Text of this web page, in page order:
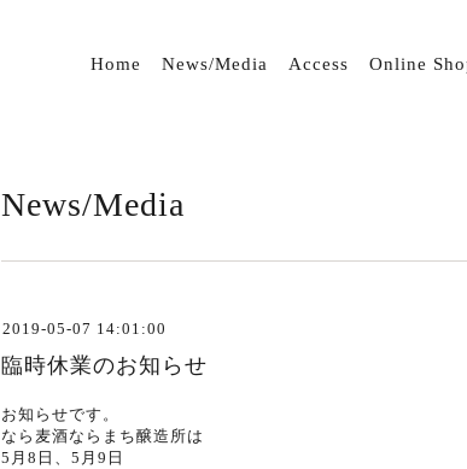
Home News/Media Access Online
News/Media
2019-05-07 14:01:00
臨時休業のお知らせ
お知らせです。
なら麦酒ならまち醸造所は
5月8日、5月9日